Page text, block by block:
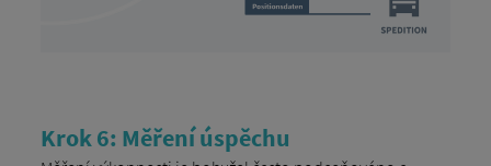
Krok 6: Měření úspěchu